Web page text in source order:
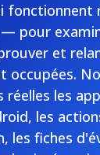
fonctionnent
pour
et
occupées.
réelles les
les
les fiches